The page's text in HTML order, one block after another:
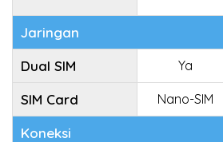
Jaringan
Dual SIM
Ya
SIM Card Nano-SIM
Koneksi